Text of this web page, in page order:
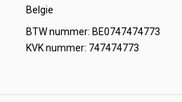
Belgie
BTW nummer: BE0747474773
KVK nummer: 747474773